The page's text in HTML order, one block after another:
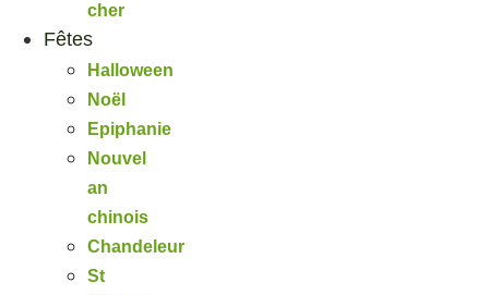
cher
Fêtes
Halloween
Noël
Epiphanie
Nouvel
an
chinois
Chandeleur
St